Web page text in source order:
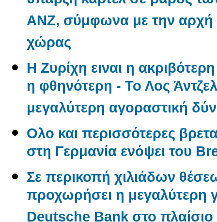
ANZ, σύμφωνα με την αρχή
χώρας
Η Ζυρίχη ειναι η
η φθηνότερη - Το Λος
μεγαλύτερη αγοραστική
Ολο και περισσότερες
στη Γερμανία ενόψει του
Σε περικοπή χιλιάδων
προχωρήσει η μεγαλύτερη